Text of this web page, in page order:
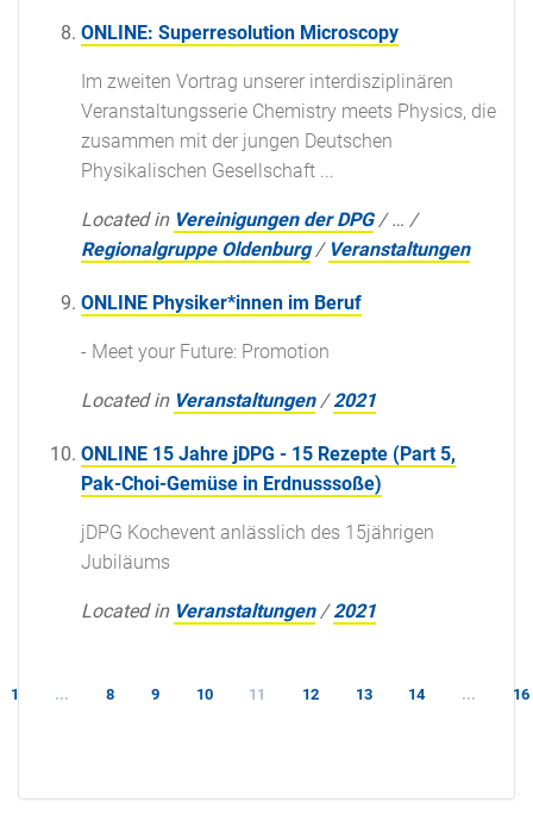
ONLINE: Superresolution Microscopy
Im zweiten Vortrag unserer interdisziplinären
Veranstaltungsserie Chemistry meets Physics, die
zusammen mit der jungen Deutschen
Physikalischen Gesellschaft ...
Located in Vereinigungen der DPG /… /
Regionalgruppe Oldenburg / Veranstaltungen
ONLINE Physiker*innen im Beruf
- Meet your Future: Promotion
Located in Veranstaltungen /2021
ONLINE 15 Jahre jDPG - 15 Rezepte (Part 5,
Pak-Choi-Gemüse in Erdnusssoße)
jDPG Kochevent anlässlich des 15jährigen
Jubiläums
Located in Veranstaltungen /2021
1 ... 8 9 10 11 12 13 14 ... 16